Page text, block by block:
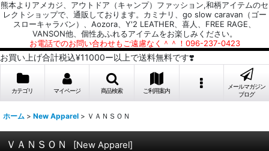
熊本よりアメカジ、アウトドア（キャンプ）ファッション,和柄アイテムのセ
レクトショップで、通販しております。カミナリ、go slow caravan（ゴー
スローキャラバン）、Aozora、Y'2 LEATHER、喜人、FREE RAGE、
VANSON他、個性あふれるアイテムをお楽しみください。
お電話でのお問い合わせもご遠慮なく＾＾！096-237-0423
お買い上げ合計税込¥11000ー以上で送料無料です❣️
カテゴリ マイページ 商品検索 ご利用案内
メールマガジン
ブログ
ホーム > New Apparel > ＶＡＮＳＯＮ
ＶＡＮＳＯＮ [New Apparel]